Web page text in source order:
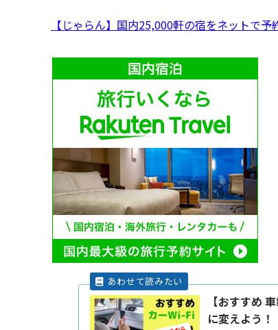
【じゃらん】国内25,000軒の宿をネットで予
【おすすめ
に変えよう！